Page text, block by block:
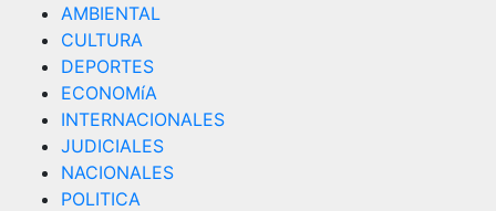
AMBIENTAL
CULTURA
DEPORTES
ECONOMíA
INTERNACIONALES
JUDICIALES
NACIONALES
POLITICA